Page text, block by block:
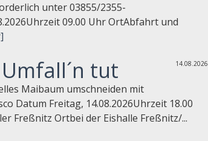
unter 03855/2355-
09.00 Uhr OrtAbfahrt und
14.08.2026
tut
Maibaum umschneiden mit
Datum Freitag, 14.08.2026Uhrzeit 18.00
Freßnitz Ortbei der Eishalle Freßnitz/...